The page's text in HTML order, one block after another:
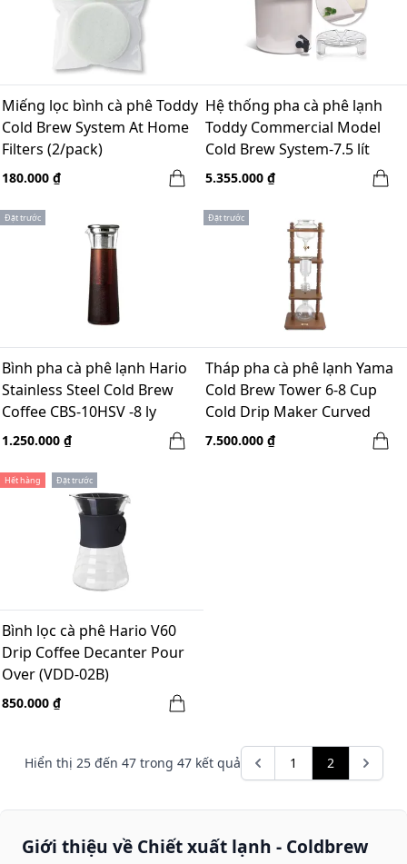
Miếng lọc bình cà phê Toddy
Cold Brew System At Home
Filters (2/pack)
180.000 ₫
Hệ thống pha cà phê lạnh
Toddy Commercial Model
Cold Brew System-7.5 lít
5.355.000 ₫
Đặt trước
Bình pha cà phê lạnh Hario
Stainless Steel Cold Brew
Coffee CBS-10HSV -8 ly
1.250.000 ₫
Đặt trước
Tháp pha cà phê lạnh Yama
Cold Brew Tower 6-8 Cup
Cold Drip Maker Curved
Brown Wood Frame -32oz
7.500.000 ₫
Hết hàng Đặt trước
Bình lọc cà phê Hario V60
Drip Coffee Decanter Pour
Over (VDD-02B)
850.000 ₫
Hiển thị 25đến 47trong 47kết quả 1 2
Giới thiệu về Chiết xuất lạnh - Coldbrew